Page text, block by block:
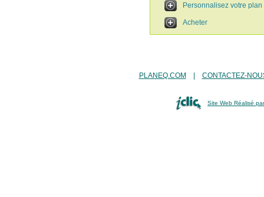
Personnalisez votre plan
Acheter
PLANEQ.COM CONTACTEZ-
Site Web Réalisé